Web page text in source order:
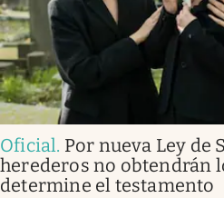
Oficial. Por nueva Ley de
herederos no obtendrán
determine el testamento